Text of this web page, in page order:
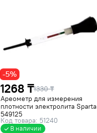
1268 ₸1330 ₸
-5%
Ареометр для измерения
плотности электролита Sparta
549125
Код товара: 51240
В наличии